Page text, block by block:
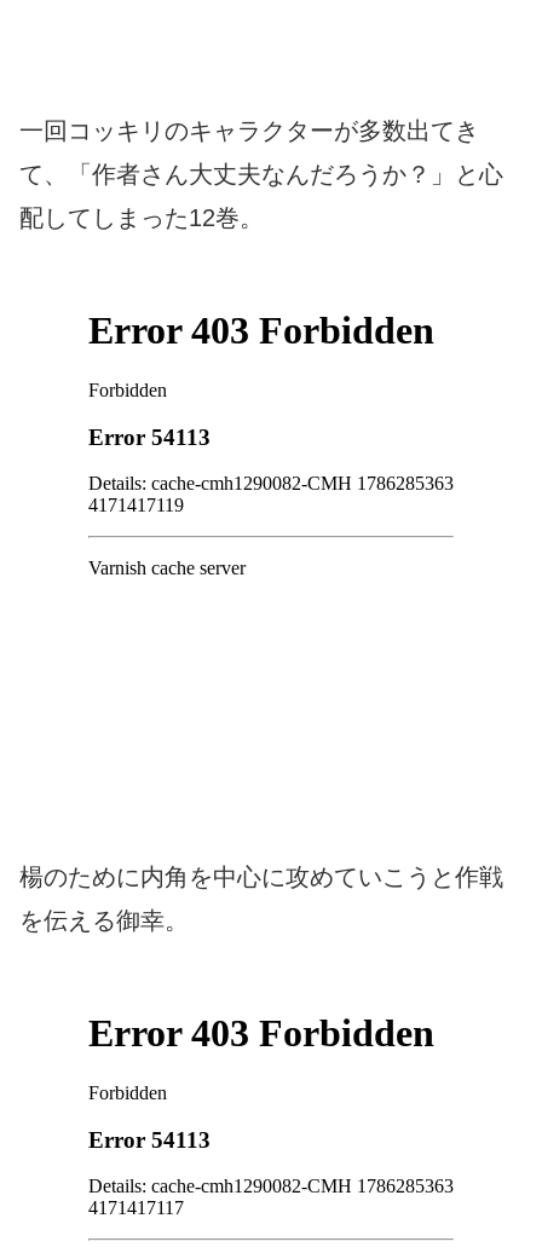
一回コッキリのキャラクターが多数出てき
て、「作者さん大丈夫なんだろうか？」と心
配してしまった12巻。
楊のために内角を中心に攻めていこうと作戦
を伝える御幸。